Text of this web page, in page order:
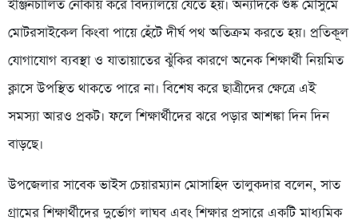
ইঞ্জিনচালিত নৌকায় করে বিদ্যালয়ে যেতে হয়। অন্যদিকে শুষ্ক মৌসুমে
মোটরসাইকেল কিংবা পায়ে হেঁটে দীর্ঘ পথ অতিক্রম করতে হয়। প্রতিকূল
যোগাযোগ ব্যবস্থা ও যাতায়াতের ঝুঁকির কারণে অনেক শিক্ষার্থী নিয়মিত
ক্লাসে উপস্থিত থাকতে পারে না। বিশেষ করে ছাত্রীদের ক্ষেত্রে এই
সমস্যা আরও প্রকট। ফলে শিক্ষার্থীদের ঝরে পড়ার আশঙ্কা দিন দিন
বাড়ছে।
উপজেলার সাবেক ভাইস চেয়ারম্যান মোসাহিদ তালুকদার বলেন, সাত
গ্রামের শিক্ষার্থীদের দুর্ভোগ লাঘব এবং শিক্ষার প্রসারে একটি মাধ্যমিক